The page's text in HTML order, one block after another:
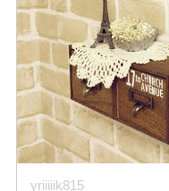
yriiiiik815